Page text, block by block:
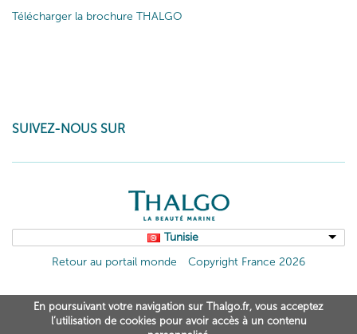
Télécharger la brochure THALGO
SUIVEZ-NOUS SUR
Tunisie
Retour au portail monde
Copyright France 2026
En poursuivant votre navigation sur Thalgo.fr, vous acceptez
l’utilisation de cookies pour avoir accès à un contenu